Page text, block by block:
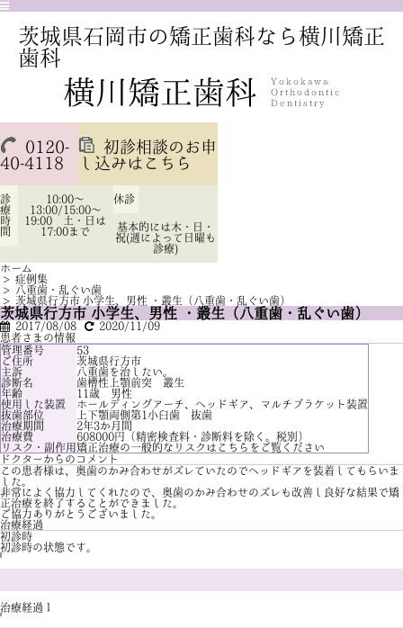
茨城県石岡市の矯正歯科なら横川矯正
歯科
0120-
40-4118
初診相談のお申
し込みはこちら
診
療
時
間
10:00～
13:00/15:00～
19:00 土・日は
17:00まで
休診
基本的には木・日・
祝(週によって日曜も
診療)
ホーム
> 症例集
>
八重歯・乱ぐい歯
> 茨城県行方市 小学生、男性 ・叢生（八重歯・乱ぐい歯）
茨城県行方市 小学生、男性 ・叢生（八重歯・乱ぐい歯）
2017/08/08
2020/11/09
患者さまの情報
管理番号
53
ご住所
茨城県行方市
主訴
八重歯を治したい。
診断名
歯槽性上顎前突 叢生
年齢
11歳 男性
使用した装置
ホールディングアーチ、ヘッドギア、マルチブラケット装置
抜歯部位
上下顎両側第1小臼歯 抜歯
治療期間
2年3か月間
治療費
608000円（精密検査料・診断料を除く。税別）
リスク・副作用矯正治療の一般的なリスクは こちら をご覧ください
ドクターからのコメント
この患者様は、奥歯のかみ合わせがズレていたのでヘッドギアを装着してもらいま
した。
非常によく協力してくれたので、奥歯のかみ合わせのズレも改善し良好な結果で矯
正治療を終了することができました。
ご協力ありがとうございました。
治療経過
初診時
初診時の状態です。
治療経過１